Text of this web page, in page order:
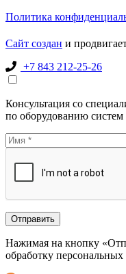
Политика
Сайт создан и
+7 843 212-25-26
Консультация со
по оборудованию систем
Нажимая на кнопку
обработку